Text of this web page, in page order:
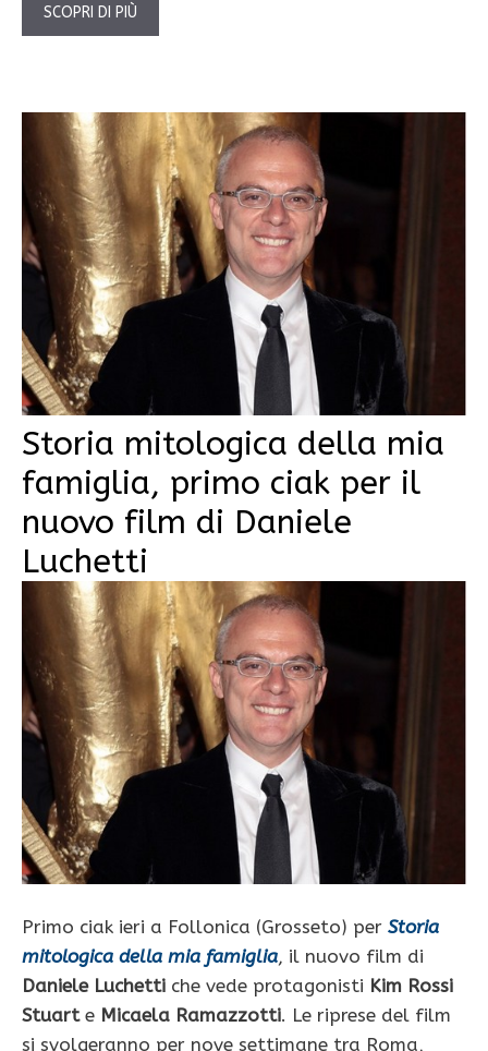
SCOPRI DI PIÙ
Storia mitologica della mia
famiglia, primo ciak per il
nuovo film di Daniele
Luchetti
Primo ciak ieri a Follonica (Grosseto) per Storia
mitologica della mia famiglia, il nuovo film di
Daniele Luchetti che vede protagonisti Kim Rossi
Stuarte Micaela Ramazzotti. Le riprese del film
si svolgeranno per nove settimane tra Roma,